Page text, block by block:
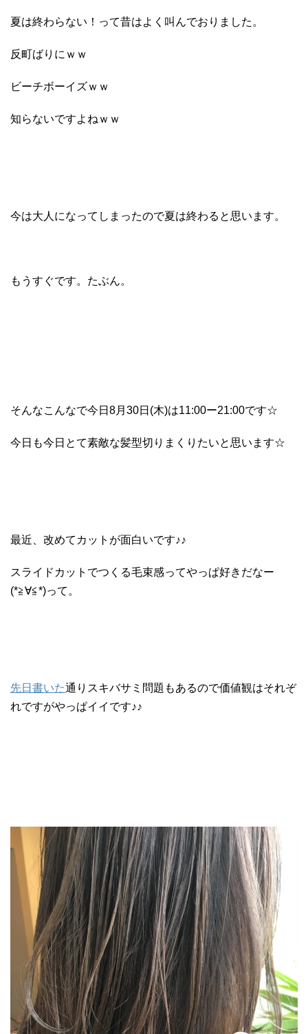
夏は終わらない！って昔はよく叫んでおりました。
反町ばりにｗｗ
ビーチボーイズｗｗ
知らないですよねｗｗ
今は大人になってしまったので夏は終わると思います。
もうすぐです。たぶん。
そんなこんなで今日8月30日(木)は11:00ー21:00です☆
今日も今日とて素敵な髪型切りまくりたいと思います☆
最近、改めてカットが面白いです♪♪
スライドカットでつくる毛束感ってやっぱ好きだなー
(*≧∀≦*)って。
先日書いた通りスキバサミ問題もあるので価値観はそれぞ
れですがやっぱイイです♪♪